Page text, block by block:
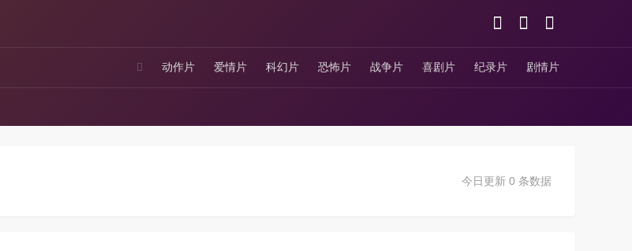
动作片 爱情片 科幻片 恐怖片 战争片 喜剧片 纪录片 剧情片
今日更新 0 条数据